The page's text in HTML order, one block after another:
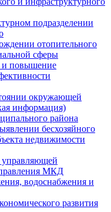
подразделении
отопительного
сферы
и повышение
окружающей
информация)
района
бесхозяйного
недвижимости
управляющей
МКД
водоснабжения и
развития